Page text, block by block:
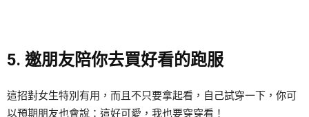
5. 邀朋友陪你去買好看的跑服
這招對女生特別有用，而且不只要拿起看，自己試穿一下，你可
以預期朋友也會說：這好可愛，我也要穿穿看！